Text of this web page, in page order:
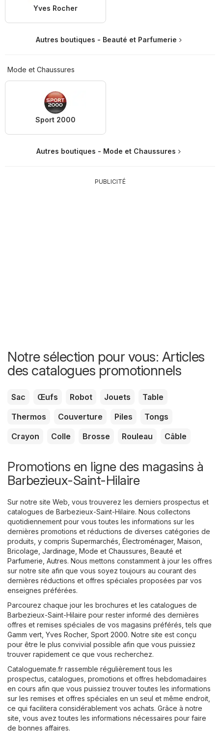
Yves Rocher
Autres boutiques - Beauté et Parfumerie
Mode et Chaussures
Sport 2000
Autres boutiques - Mode et Chaussures
PUBLICITÉ
Notre sélection pour vous: Articles
des catalogues promotionnels
Sac Œufs Robot Jouets
Table
Thermos
Couverture Piles
Tongs
Crayon
Colle Brosse Rouleau Câble
Promotions en ligne des magasins à
Barbezieux-Saint-Hilaire
Sur notre site Web, vous trouverez les derniers prospectus et
catalogues de Barbezieux-Saint-Hilaire. Nous collectons
quotidiennement pour vous toutes les informations sur les
dernières promotions et réductions de diverses catégories de
produits, y compris Supermarchés Électroménager, Maison,
Bricolage, Jardinage Mode et Chaussures Beauté et
Parfumerie Autres. Nous mettons constamment à jour les offres
sur notre site afin que vous soyez toujours au courant des
dernières réductions et offres spéciales proposées par vos
enseignes préférées.
Parcourez chaque jour les brochures et les catalogues de
Barbezieux-Saint-Hilaire pour rester informé des dernières
offres et remises spéciales de vos magasins préférés, tels que
Gamm vert Yves Rocher, Sport 2000. Notre site est conçu
pour être le plus convivial possible afin que vous puissiez
trouver rapidement ce que vous recherchez.
Cataloguemate.fr rassemble régulièrement tous les
prospectus, catalogues, promotions et offres hebdomadaires
en cours afin que vous puissiez trouver toutes les informations
sur les remises et offres spéciales en un seul et même endroit,
ce qui facilitera considérablement vos achats. Grâce à notre
site, vous avez toutes les informations nécessaires pour faire
de bonnes affaires.